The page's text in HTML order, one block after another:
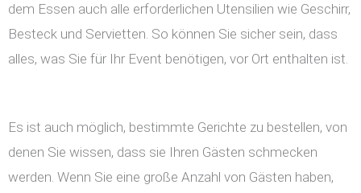
dem Essen auch alle erforderlichen Utensilien wie Geschirr,
Besteck und Servietten. So können Sie sicher sein, dass
alles, was Sie für Ihr Event benötigen, vor Ort enthalten ist.
Es ist auch möglich, bestimmte Gerichte zu bestellen, von
denen Sie wissen, dass sie Ihren Gästen schmecken
werden. Wenn Sie eine große Anzahl von Gästen haben,